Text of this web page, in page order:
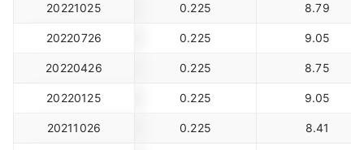
20221025 0.225 8.79
20220726 0.225 9.05
20220426 0.225 8.75
20220125 0.225 9.05
20211026 0.225 8.41